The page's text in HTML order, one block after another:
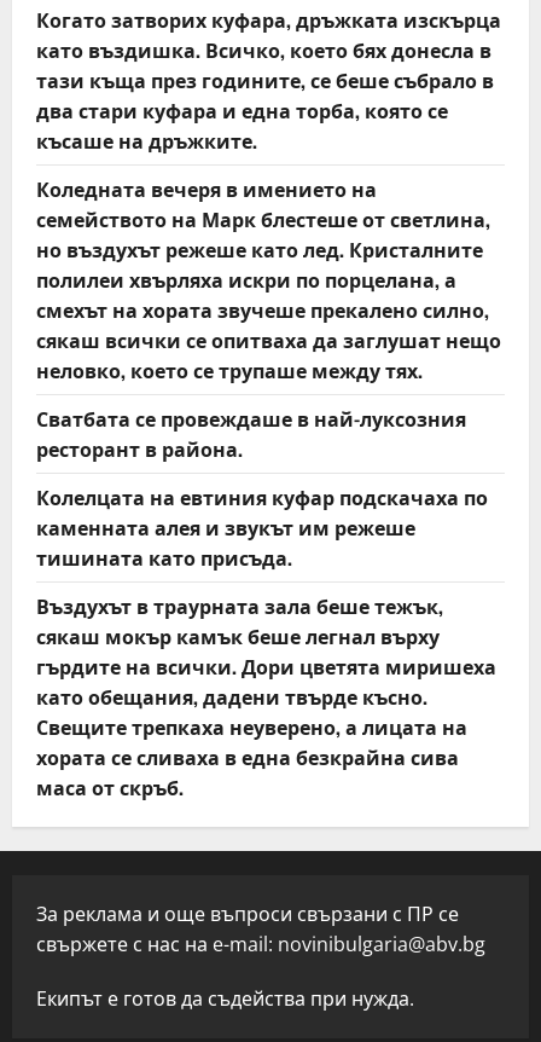
Когато затворих куфара, дръжката изскърца
като въздишка. Всичко, което бях донесла в
тази къща през годините, се беше събрало в
два стари куфара и една торба, която се
късаше на дръжките.
Коледната вечеря в имението на
семейството на Марк блестеше от светлина,
но въздухът режеше като лед. Кристалните
полилеи хвърляха искри по порцелана, а
смехът на хората звучеше прекалено силно,
сякаш всички се опитваха да заглушат нещо
неловко, което се трупаше между тях.
Сватбата се провеждаше в най-луксозния
ресторант в района.
Колелцата на евтиния куфар подскачаха по
каменната алея и звукът им режеше
тишината като присъда.
Въздухът в траурната зала беше тежък,
сякаш мокър камък беше легнал върху
гърдите на всички. Дори цветята миришеха
като обещания, дадени твърде късно.
Свещите трепкаха неуверено, а лицата на
хората се сливаха в една безкрайна сива
маса от скръб.
За реклама и още въпроси свързани с ПР се
свържете с нас на e-mail: novinibulgaria@abv.bg
Екипът е готов да съдейства при нужда.